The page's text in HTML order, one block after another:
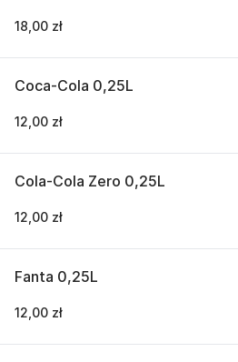
18,00 zł
Coca-Cola 0,25L
12,00 zł
Cola-Cola Zero 0,25L
12,00 zł
Fanta 0,25L
12,00 zł